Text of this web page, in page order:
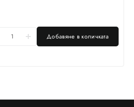
Добавяне в количката